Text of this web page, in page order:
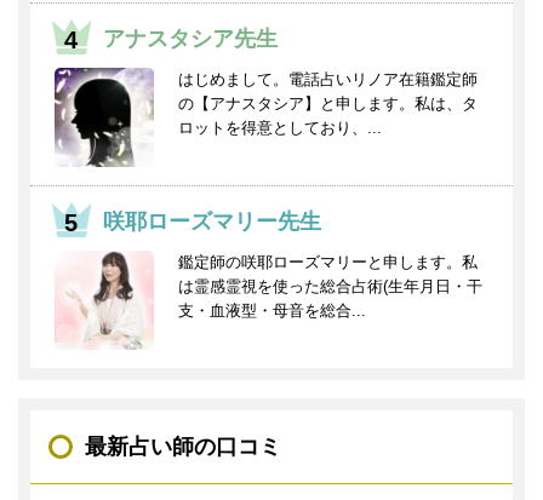
アナスタシア先生
はじめまして。電話占いリノア在籍鑑定師
の【アナスタシア】と申します。私は、タ
ロットを得意としており、...
咲耶ローズマリー先生
鑑定師の咲耶ローズマリーと申します。私
は霊感霊視を使った総合占術(生年月日・干
支・血液型・母音を総合...
最新占い師の口コミ